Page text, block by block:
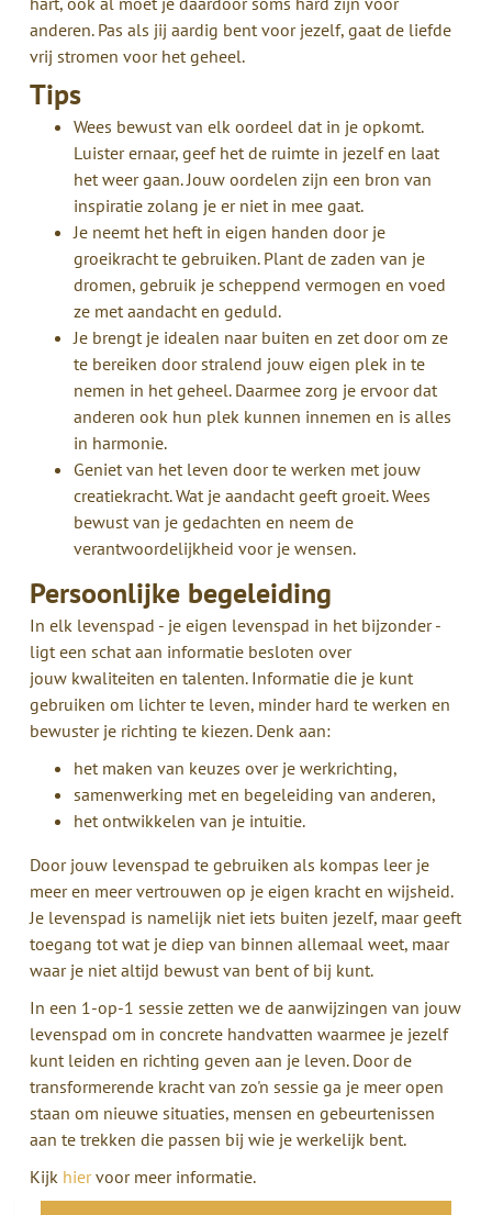
anderen. Pas als jij aardig bent voor jezelf, gaat de liefde
vrij stromen voor het geheel.
Tips
Wees bewust van elk oordeel dat in je opkomt.
Luister ernaar, geef het de ruimte in jezelf en laat
het weer gaan. Jouw oordelen zijn een bron van
inspiratie zolang je er niet in mee gaat.
Je neemt het heft in eigen handen door je
groeikracht te gebruiken. Plant de zaden van je
dromen, gebruik je scheppend vermogen en voed
ze met aandacht en geduld.
Je brengt je idealen naar buiten en zet door om ze
te bereiken door stralend jouw eigen plek in te
nemen in het geheel. Daarmee zorg je ervoor dat
anderen ook hun plek kunnen innemen en is alles
in harmonie.
Geniet van het leven door te werken met jouw
creatiekracht. Wat je aandacht geeft groeit. Wees
bewust van je gedachten en neem de
verantwoordelijkheid voor je wensen.
Persoonlijke begeleiding
In elk levenspad - je eigen levenspad in het bijzonder -
ligt een schat aan informatie besloten over
jouw kwaliteiten en talenten. Informatie die je kunt
gebruiken om lichter te leven, minder hard te werken en
bewuster je richting te kiezen. Denk aan:
het maken van keuzes over je werkrichting,
samenwerking met en begeleiding van anderen,
het ontwikkelen van je intuitie.
Door jouw levenspad te gebruiken als kompas leer je
meer en meer vertrouwen op je eigen kracht en wijsheid.
Je levenspad is namelijk niet iets buiten jezelf, maar geeft
toegang tot wat je diep van binnen allemaal weet, maar
waar je niet altijd bewust van bent of bij kunt.
In een 1-op-1 sessie zetten we de aanwijzingen van jouw
levenspad om in concrete handvatten waarmee je jezelf
kunt leiden en richting geven aan je leven. Door de
transformerende kracht van zo'n sessie ga je meer open
staan om nieuwe situaties, mensen en gebeurtenissen
aan te trekken die passen bij wie je werkelijk bent.
Kijk hiervoor meer informatie.